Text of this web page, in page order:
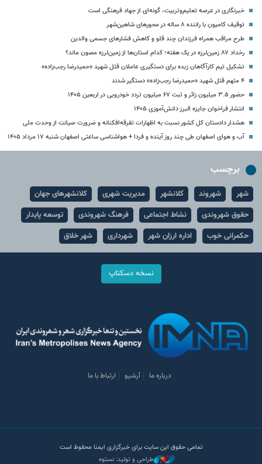
خبرنگاری در عرصه تعلیم‌وتربیت، گونه‌ای از جهاد فرهنگی است
توقیف کامیون با راننده ۸ ساله در محورهای شاهین‌شهر
طرح مراقب همراه فرزندان چند قلو و کاهش فشارهای جسمی والدین
رخداد ۸۷ زمین‌لرزه در یک هفته؛ کدام استان‌ها از زمین‌لرزه مصون ماند؟
تشکیل تیم کارآگاهان زبده برای دستگیری عاملان قتل شهید «حمیدرضا رجب‌زاده»
۴ متهم قتل شهید «حمیدرضا رجب‌زاده» دستگیر شدند
حضور ۳.۵ میلیون زائر و ثبت ۶۷ میلیون تردد خودرویی در اربعین ۱۴۰۵
انتشار فراخوان جایزه البرز دانش‌آموزی ۱۴۰۵
هشدار دادستان کل کشور نسبت به اظهارات تفرقه‌افکنانه و ضرورت صیانت از وحدت ملی
آب و هوای اصفهان طی چند روز آینده و فردا + هواشناسی ساعتی اصفهان شنبه ۱۷ مرداد ۱۴۰۵
برچسب
شهر شهروند کلانشهر مدیریت شهری
کلانشهرهای جهان
حقوق شهروندی
نشاط اجتماعی فرهنگ شهروندی
توسعه پایدار
حکمرانی خوب
اداره ارزان شهر شهرداری شهر خلاق
نسخه دسکتاپ
درباره ما آرشیو ارتباط با ما
تمامی حقوق این سایت برای خبرگزاری ایمنا محفوظ است
طراحی و تولید: نستوه